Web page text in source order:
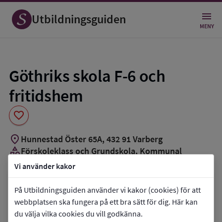
Vi använder kakor
På Utbildningsguiden använder vi kakor (cookies) för att
webbplatsen ska fungera på ett bra sätt för dig. Här kan
du välja vilka cookies du vill godkänna.
Utbildningsguiden MENY
Göthriks skola F-6 och
fritidshem
favorite
Spara
som
favorit
location_on Hunnestad Öster 65A, 43291Varberg
categoryFörskoleklass och Grundskola, Kommunal
groups_3 Cirka 150 elever
Vill du kontakta skolan?
phone Telefon:0340-88000